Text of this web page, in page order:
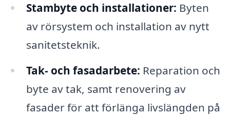
Stambyte och installationer: Byten
av rörsystem och installation av nytt
sanitetsteknik.
Tak- och fasadarbete: Reparation och
byte av tak, samt renovering av
fasader för att förlänga livslängden på